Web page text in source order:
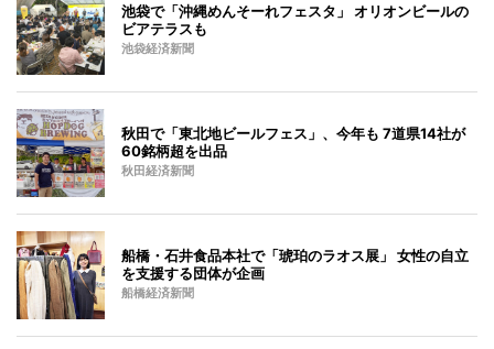
池袋で「沖縄めんそーれフェスタ」 オリオンビールの
ビアテラスも
池袋経済新聞
秋田で「東北地ビールフェス」、今年も 7道県14社が
60銘柄超を出品
秋田経済新聞
船橋・石井食品本社で「琥珀のラオス展」 女性の自立
を支援する団体が企画
船橋経済新聞